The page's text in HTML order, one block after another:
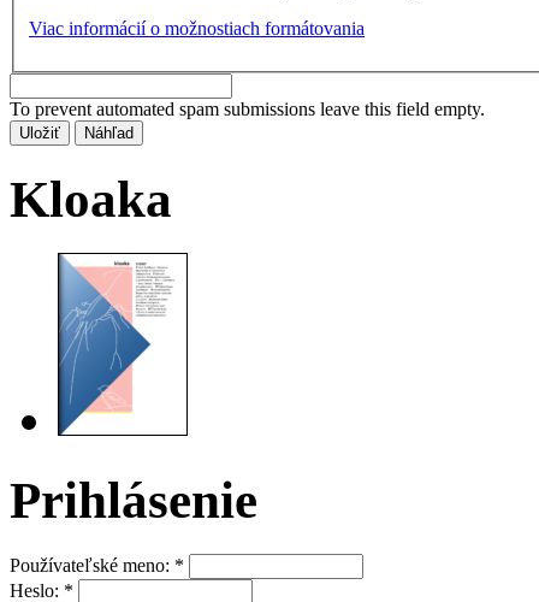
Viac informácií o možnostiach formátovania
To prevent automated spam submissions leave this field empty.
Kloaka
Prihlásenie
Používateľské meno: *
Heslo: *